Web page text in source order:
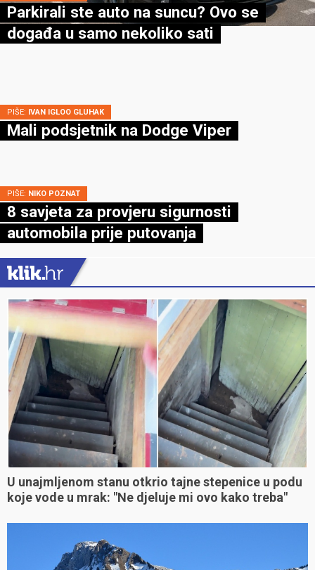
Parkirali ste auto na suncu? Ovo se
događa u samo nekoliko sati
PIŠE: IVAN IGLOO GLUHAK
Mali podsjetnik na Dodge Viper
PIŠE: NIKO POZNAT
8 savjeta za provjeru sigurnosti
automobila prije putovanja
U unajmljenom stanu otkrio tajne stepenice u podu
koje vode u mrak: "Ne djeluje mi ovo kako treba"